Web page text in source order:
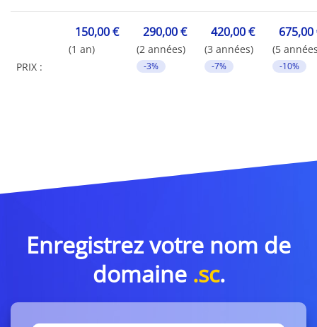
PRIX :
150,00 €
(1 an)
290,00 €
(2 années)
-3%
420,00 €
(3 années)
-7%
675,00
(5
-10%
Enregistrez votre nom de
domaine .sc.